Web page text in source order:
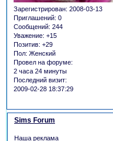
Зарегистрирован: 2008-03-13
Приглашений: 0
Сообщений: 244
Уважение: +15
Позитив: +29
Пол: Женский
Провел на форуме:
2 часа 24 минуты
Последний визит:
2009-02-28 18:37:29
Sims Forum
Наша реклама